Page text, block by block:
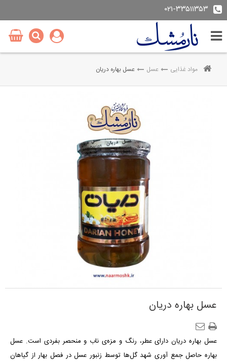
۰۲۱-۳۳۵۱۱۳۵۳
مواد غذایی عسل عسل بهاره دریان
عسل بهاره دریان
عسل بهاره دریان دارای عطر، رنگ و مزه‌ی ناب و منحصر بفردی است. عسل
بهاره حاصل جمع‌ آوری شهد گل‌ها توسط زنبور عسل در فصل بهار از گیاهان